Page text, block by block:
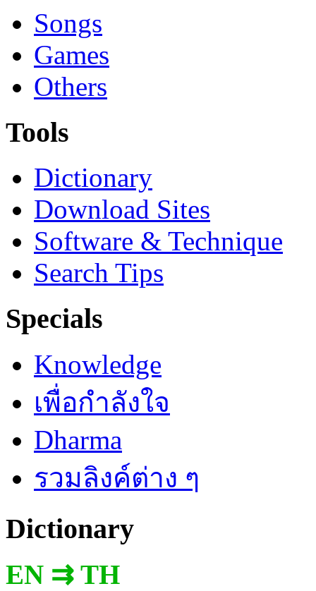
Songs
Games
Others
Tools
Dictionary
Download Sites
Software & Technique
Search Tips
Specials
Knowledge
เพื่อกำลังใจ
Dharma
รวมลิงค์ต่าง ๆ
Dictionary
EN ⇉ TH